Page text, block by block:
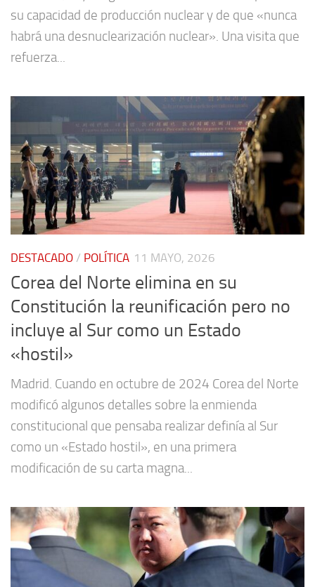
su capacidad de producción nuclear y de que «nunca
habrá una desnuclearización nuclear». Una visita que
refuerza...
DESTACADO / POLÍTICA 11 MAYO, 2026
Corea del Norte elimina en su
Constitución la reunificación pero no
incluye al Sur como un Estado
«hostil»
Madrid. Cuando en octubre de 2024 Corea del Norte
modificó algunos detalles sobre la enmienda
constitucional que pensaba realizar definía al Sur
como un «Estado hostil», en una primera
modificación de su carta magna...